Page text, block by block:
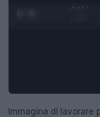
0:28 /
Immagina di lavorare